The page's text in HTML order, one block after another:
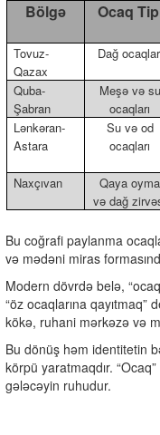
Bölgə Ocaq
Tovuz-
Qazax
Dağ
Quba-
Şabran
Meşə və su
ocaqları
Lənkəran-
Astara
Su və od
ocaqları
Naxçıvan
Qaya oyma
və dağ
Bu coğrafi paylanma
və mədəni miras
Modern dövrdə belə,
“öz ocaqlarına
kökə, ruhani mərkəzə və
Bu dönüş həm identitetin
körpü yaratmaqdır.
gələcəyin ruhudur.